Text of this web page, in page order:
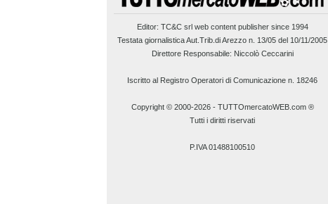
Editor: TC&C srlweb content publisher since 1994
Testata giornalistica Aut.Trib.di Arezzo n. 13/05 del 10/11/2005
Direttore Responsabile: Niccolò Ceccarini
Iscritto al Registro Operatori di Comunicazione n. 18246
Copyright © 2000-2026- TUTTOmercatoWEB.com ®
Tutti i diritti riservati
P.IVA 01488100510